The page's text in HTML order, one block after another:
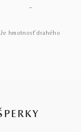
–
hmotnosť drahého